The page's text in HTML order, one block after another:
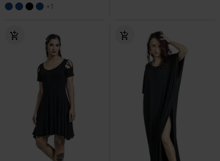
+1